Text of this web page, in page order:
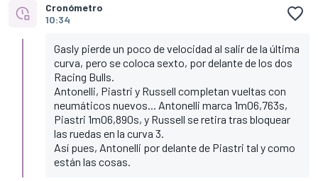
Cronómetro
10:34
Gasly pierde un poco de velocidad al salir de la última
curva, pero se coloca sexto, por delante de los dos
Racing Bulls.
Antonelli, Piastri y Russell completan vueltas con
neumáticos nuevos... Antonelli marca 1m06,763s,
Piastri 1m06,890s, y Russell se retira tras bloquear
las ruedas en la curva 3.
Así pues, Antonelli por delante de Piastri tal y como
están las cosas.